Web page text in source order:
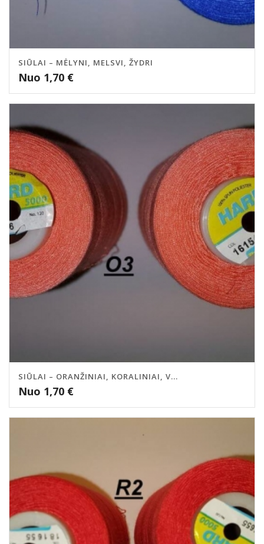
SIŪLAI – MĖLYNI, MELSVI, ŽYDRI
Nuo 1,70 €
SIŪLAI – ORANŽINIAI, KORALINIAI, V...
Nuo 1,70 €